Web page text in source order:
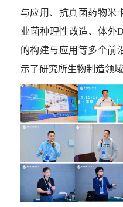
与应用、抗真菌药物米
业菌种理性改造、体外
的构建与应用等多个前
示了研究所生物制造领